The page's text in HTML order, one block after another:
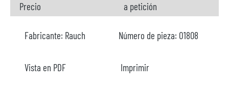
Precio
a petición
Fabricante: Rauch Número de pieza: O1808
Vista en PDF Imprimir